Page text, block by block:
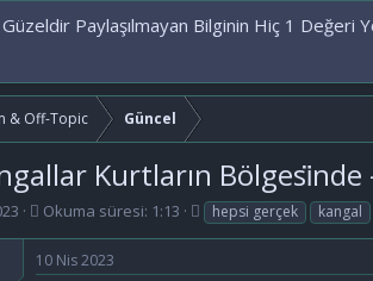
Paylaşılmayan Bilginin Hiç 1 Değeri
& Off-Topic Güncel
Kurtların
Okuma süresi: 1:13
E
t
k
hepsi gerçek kangal
10 Nis 2023